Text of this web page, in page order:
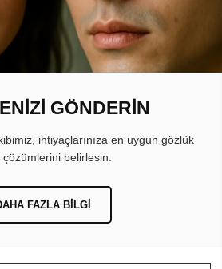
GÖNDERİN
ihtiyaçlarınıza en uygun gözlük
çözümlerini belirlesin.
FAZLA BILGI